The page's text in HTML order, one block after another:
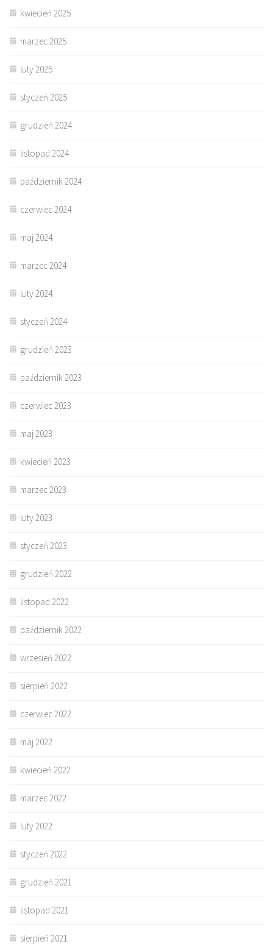
kwiecień 2025
marzec 2025
luty 2025
styczeń 2025
grudzień 2024
listopad 2024
październik 2024
czerwiec 2024
maj 2024
marzec 2024
luty 2024
styczeń 2024
grudzień 2023
październik 2023
czerwiec 2023
maj 2023
kwiecień 2023
marzec 2023
luty 2023
styczeń 2023
grudzień 2022
listopad 2022
październik 2022
wrzesień 2022
sierpień 2022
czerwiec 2022
maj 2022
kwiecień 2022
marzec 2022
luty 2022
styczeń 2022
grudzień 2021
listopad 2021
sierpień 2021